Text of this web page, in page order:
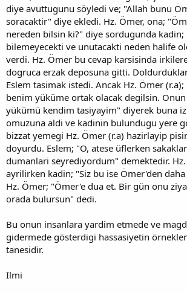
diye avuttugunu söyledi ve; "Allah bunu
soracaktir" diye ekledi. Hz. Ömer, ona;
nereden bilsin ki?" diye sordugunda kadin;
bilemeyecekti ve unutacakti neden halife
verdi. Hz. Ömer bu cevap karsisinda
dogruca erzak deposuna gitti.
Eslem tasimak istedi. Ancak Hz. Ömer
benim yüküme ortak olacak degilsin.
yükümü kendim tasiyayim" diyerek buna
omuzuna aldi ve kadinin bulundugu yere
bizzat yemegi Hz. Ömer (r.a) hazirlayip
doyurdu. Eslem; "O, atese üflerken
dumanlari seyrediyordum" demektedir.
ayrilirken kadin; "Siz bu ise Ömer'den
Hz. Ömer; "Ömer'e dua et. Bir gün onu
orada bulursun" dedi.
Bu onun insanlara yardim etmede ve
gidermede gösterdigi hassasiyetin
tanesidir.
Ilmi